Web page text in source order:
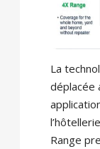
La
déplacée
Range